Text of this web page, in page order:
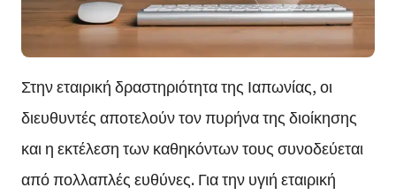
Στην εταιρική δραστηριότητα της Ιαπωνίας, οι
διευθυντές αποτελούν τον πυρήνα της διοίκησης
και η εκτέλεση των καθηκόντων τους συνοδεύεται
από πολλαπλές ευθύνες. Για την υγιή εταιρική